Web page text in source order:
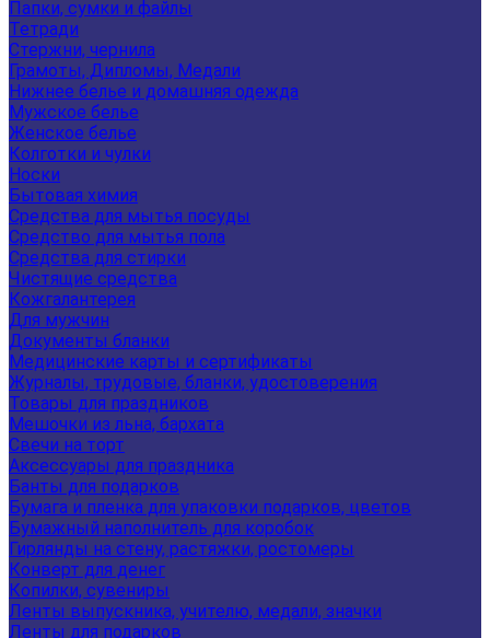
Папки, сумки и файлы
Тетради
Стержни, чернила
Грамоты, Дипломы, Медали
Нижнее белье и домашняя одежда
Мужское белье
Женское белье
Колготки и чулки
Носки
Бытовая химия
Средства для мытья посуды
Средство для мытья пола
Средства для стирки
Чистящие средства
Кожгалантерея
Для мужчин
Документы бланки
Медицинские карты и сертификаты
Журналы, трудовые, бланки, удостоверения
Товары для праздников
Мешочки из льна, бархата
Свечи на торт
Аксессуары для праздника
Банты для подарков
Бумага и пленка для упаковки подарков, цветов
Бумажный наполнитель для коробок
Гирлянды на стену, растяжки, ростомеры
Конверт для денег
Копилки, сувениры
Ленты выпускника, учителю, медали, значки
Ленты для подарков